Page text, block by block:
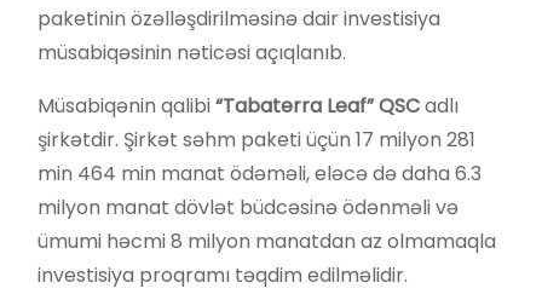
paketinin özəlləşdirilməsinə dair investisiya
müsabiqəsinin nəticəsi açıqlanıb.
Müsabiqənin qalibi“Tabaterra Leaf” QSCadlı
şirkətdir. Şirkət səhm paketi üçün 17 milyon 281
min 464 min manat ödəməli, eləcə də daha 6.3
milyon manat dövlət büdcəsinə ödənməli və
ümumi həcmi 8 milyon manatdan az olmamaqla
investisiya proqramı təqdim edilməlidir.